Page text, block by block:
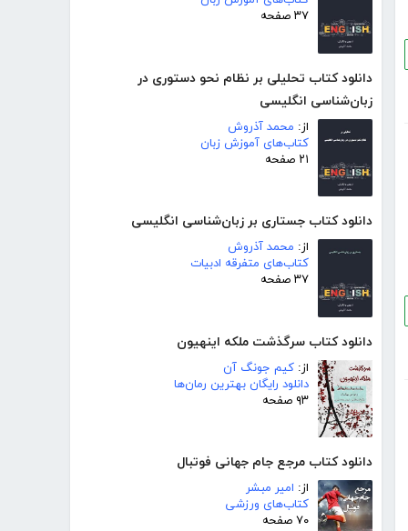
۳۷ صفحه
دانلود کتاب تحلیلی بر نظام نحو دستوری در
زبان‌شناسی انگلیسی
از: محمد آذروش
کتاب‌های آموزش زبان
۲۱ صفحه
دانلود کتاب جستاری بر زبان‌شناسی انگلیسی
از: محمد آذروش
کتاب‌های متفرقه ادبیات
۳۷ صفحه
دانلود کتاب سرگذشت ملکه اینهیون
از: کیم جونگ آن
دانلود رایگان بهترین رمان‌ها
۹۳ صفحه
دانلود کتاب مرجع جام جهانی فوتبال
از: امیر مبشر
کتاب‌های ورزشی
۷۰ صفحه